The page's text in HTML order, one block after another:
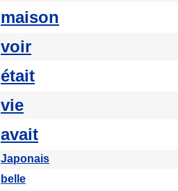
maison
voir
était
vie
avait
Japonais
belle